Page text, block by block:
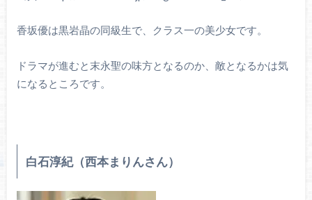
香坂優は黒岩晶の同級生で、クラス一の美少女です。
ドラマが進むと末永聖の味方となるのか、敵となるかは気
になるところです。
白石淳紀（西本まりんさん）